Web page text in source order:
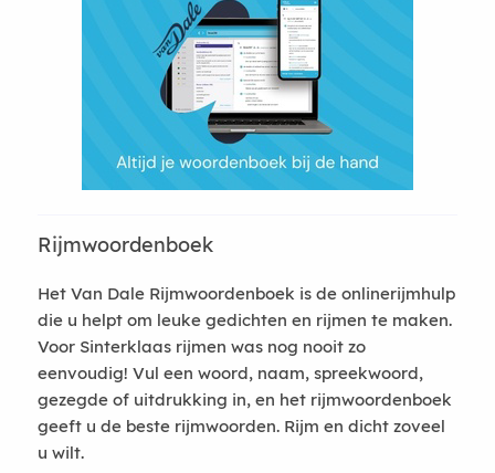
Rijmwoordenboek
Het Van Dale Rijmwoordenboek is de onlinerijmhulp
die u helpt om leuke gedichten en rijmen te maken.
Voor Sinterklaas rijmen was nog nooit zo
eenvoudig! Vul een woord, naam, spreekwoord,
gezegde of uitdrukking in, en het rijmwoordenboek
geeft u de beste rijmwoorden. Rijm en dicht zoveel
u wilt.